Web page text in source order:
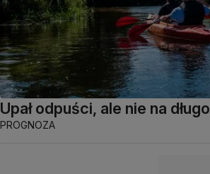
Upał odpuści, ale nie na długo
PROGNOZA